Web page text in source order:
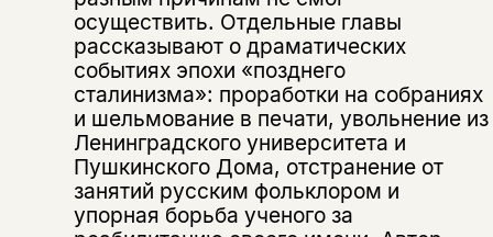
осуществить. Отдельные главы
рассказывают о драматических
событиях эпохи «позднего
сталинизма»: проработки на собраниях
и шельмование в печати, увольнение из
Ленинградского университета и
Пушкинского Дома, отстранение от
занятий русским фольклором и
упорная борьба ученого за
Раз в неделю мы отправляем рассылку
о книгах и событиях «НЛО».
За подписку дарим промокод на
скидку 15%
Вы можете подписаться на
уведомления, и при поступлении книги
на склад получить письмо на указанный
электронный адрес.
Я соглашаюсь сПолитикой конфиденциальности
Эта книга
не предназначена для
несовершеннолетних
Скажите, пожалуйста,